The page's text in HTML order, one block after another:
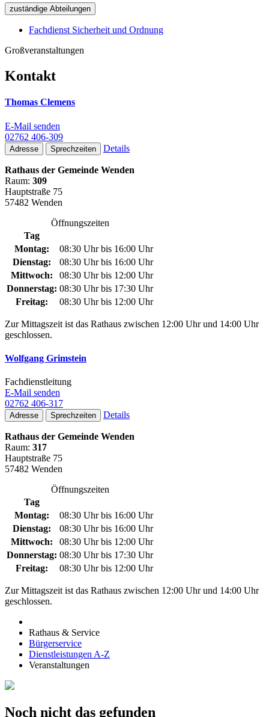
zuständige Abteilungen
Fachdienst Sicherheit und Ordnung
Großveranstaltungen
Kontakt
Thomas Clemens
E-Mail senden
02762 406-309
Adresse Sprechzeiten Details
Rathaus der Gemeinde Wenden
Raum: 309
Hauptstraße 75
57482 Wenden
Öffnungszeiten
Tag
Montag:
08:30 Uhr bis 16:00 Uhr
Dienstag:
08:30 Uhr bis 16:00 Uhr
Mittwoch:
08:30 Uhr bis 12:00 Uhr
Donnerstag: 08:30 Uhr bis 17:30 Uhr
Freitag:
08:30 Uhr bis 12:00 Uhr
Zur Mittagszeit ist das Rathaus zwischen 12:00 Uhr und 14:00 Uhr
geschlossen.
Wolfgang Grimstein
Fachdienstleitung
E-Mail senden
02762 406-317
Adresse Sprechzeiten Details
Rathaus der Gemeinde Wenden
Raum: 317
Hauptstraße 75
57482 Wenden
Öffnungszeiten
Tag
Montag:
08:30 Uhr bis 16:00 Uhr
Dienstag:
08:30 Uhr bis 16:00 Uhr
Mittwoch:
08:30 Uhr bis 12:00 Uhr
Donnerstag: 08:30 Uhr bis 17:30 Uhr
Freitag:
08:30 Uhr bis 12:00 Uhr
Zur Mittagszeit ist das Rathaus zwischen 12:00 Uhr und 14:00 Uhr
geschlossen.
Rathaus & Service
Bürgerservice
Dienstleistungen A-Z
Veranstaltungen
Noch nicht das gefunden